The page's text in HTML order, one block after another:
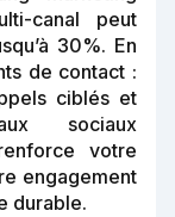
canal peut
30%. En
de contact :
ciblés et
sociaux
votre
engagement
durable.